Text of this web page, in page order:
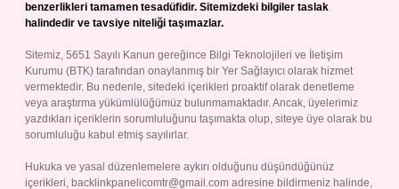
benzerlikleri tamamen tesadüfidir. Sitemizdeki bilgiler taslak
halindedir ve tavsiye niteliği taşımazlar.
Sitemiz, 5651 Sayılı Kanun gereğince Bilgi Teknolojileri ve İletişim
Kurumu (BTK) tarafından onaylanmış bir Yer Sağlayıcı olarak hizmet
vermektedir. Bu nedenle, sitedeki içerikleri proaktif olarak denetleme
veya araştırma yükümlülüğümüz bulunmamaktadır. Ancak, üyelerimiz
yazdıkları içeriklerin sorumluluğunu taşımakta olup, siteye üye olarak bu
sorumluluğu kabul etmiş sayılırlar.
Hukuka ve yasal düzenlemelere aykırı olduğunu düşündüğünüz
içerikleri, backlinkpanelicomtr@gmail.com adresine bildirmeniz halinde,